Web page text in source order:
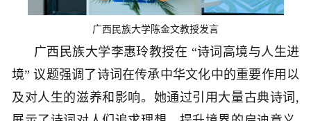
广西民族大学陈金文教授发言
广西民族大学李惠玲教授在 “诗词高境与人生进
境” 议题强调了诗词在传承中华文化中的重要作用以
及对人生的滋养和影响。她通过引用大量古典诗词,